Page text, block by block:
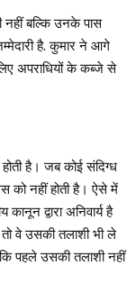
नहीं बल्कि उनके पास
है. कुमार ने आगे
अपराधियों के कब्जे से
है। जब कोई संदिग्ध
को नहीं होती है। ऐसे में
द्वारा अनिवार्य है
वे उसकी तलाशी भी ले
पहले उसकी तलाशी नहीं